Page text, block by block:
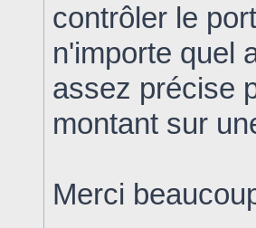
contrôler le
n'importe quel
assez précise
montant sur
Merci